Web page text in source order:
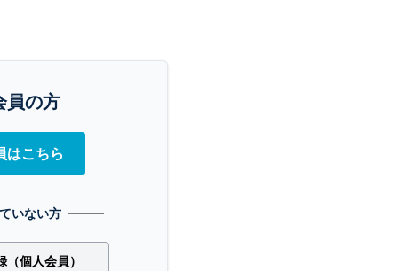
員の方
はこちら
いない方
個人会員）